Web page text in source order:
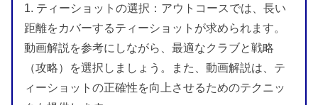
1. ティーショットの選択：アウトコースでは、長い
距離をカバーするティーショットが求められます。
動画解説を参考にしながら、最適なクラブと戦略
（攻略）を選択しましょう。また、動画解説は、テ
ィーショットの正確性を向上させるためのテクニッ